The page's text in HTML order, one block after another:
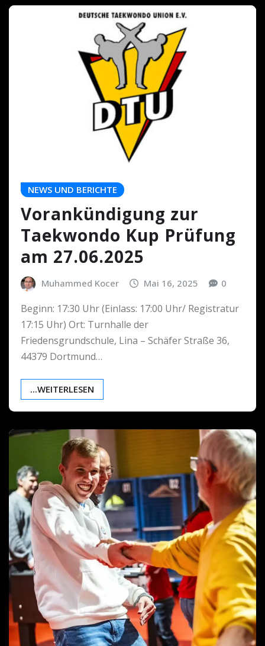
NEWS UND BERICHTE
Vorankündigung zur
Taekwondo Kup Prüfung
am 27.06.2025
Muhammed Kocer Mai 16, 2025 0
Beginn: 17:30 Uhr (Einlass: 17:00 Uhr/ Registratur
17:15 Uhr) Ort: Turnhalle der
Friedensgrundschule, Lina – Schäfer Straße 36,
44379 Dortmund…
...WEITERLESEN